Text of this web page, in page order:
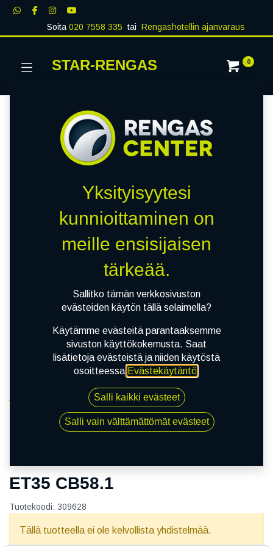
Soita020 7558 335 tai Rengashotellin ajanvaraus
STAR-RENGAS 0
CHRYSTAL SILVER 5.5x14 4/98 ET35 CB58.1
ET35 CB58.1
Tuotekoodi: 309628
Tällä tuotteella ei ole kelvollista yhdistelmää.
Yksityisyytesi
kunnioittaminen on
meille ensisijaisen
tärkeää.
Sallitko tämän verkkosivuston
evästeiden käytön tällä selaimella?
Käytämme evästeitä parantaaksemme
sivuston käyttökokemusta. Saat
lisätietoja evästeistä ja niiden käytöstä
osoitteessa Evästekäytäntö.
Salli kaikki evästeet
Salli vain välttämättömät evästeet